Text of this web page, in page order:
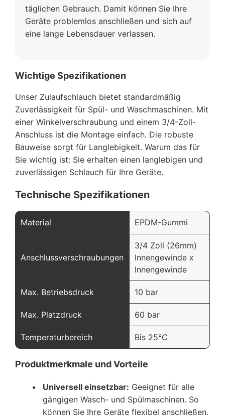
täglichen Gebrauch. Damit können Sie Ihre
Geräte problemlos anschließen und sich auf
eine lange Lebensdauer verlassen.
Wichtige Spezifikationen
Unser Zulaufschlauch bietet standardmäßig
Zuverlässigkeit für Spül- und Waschmaschinen. Mit
einer Winkelverschraubung und einem 3/4-Zoll-
Anschluss ist die Montage einfach. Die robuste
Bauweise sorgt für Langlebigkeit. Warum das für
Sie wichtig ist: Sie erhalten einen langlebigen und
zuverlässigen Schlauch für Ihre Geräte.
Technische Spezifikationen
Material EPDM-Gummi
Anschlussverschraubungen
3/4 Zoll (26mm)
Innengewinde x
Innengewinde
Max. Betriebsdruck 10 bar
Max. Platzdruck 60 bar
Temperaturbereich Bis 25°C
Produktmerkmale und Vorteile
Universell einsetzbar: Geeignet für alle
gängigen Wasch- und Spülmaschinen. So
können Sie Ihre Geräte flexibel anschließen.